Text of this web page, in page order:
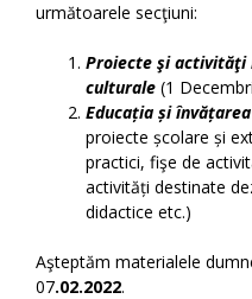
următoarele secţiuni:
Proiecte şi
culturale (1
Educația și
proiecte școlare și
practici, fişe de
activități destinate
didactice etc.)
Aşteptăm materialele
07.02.2022.